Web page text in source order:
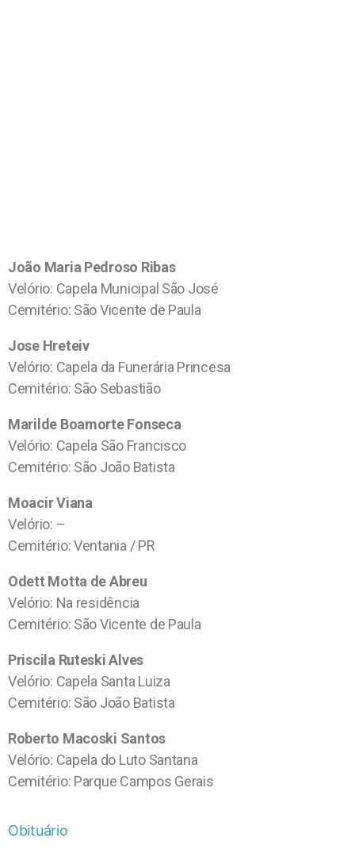
João Maria Pedroso Ribas
Velório: Capela Municipal São José
Cemitério: São Vicente de Paula
Jose Hreteiv
Velório: Capela da Funerária Princesa
Cemitério: São Sebastião
Marilde Boamorte Fonseca
Velório: Capela São Francisco
Cemitério: São João Batista
Moacir Viana
Velório: –
Cemitério: Ventania / PR
Odett Motta de Abreu
Velório: Na residência
Cemitério: São Vicente de Paula
Priscila Ruteski Alves
Velório: Capela Santa Luiza
Cemitério: São João Batista
Roberto Macoski Santos
Velório: Capela do Luto Santana
Cemitério: Parque Campos Gerais
Obituário